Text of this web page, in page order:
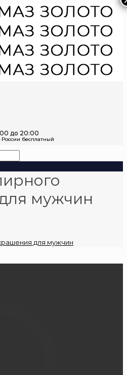
мужчин
для мужчин